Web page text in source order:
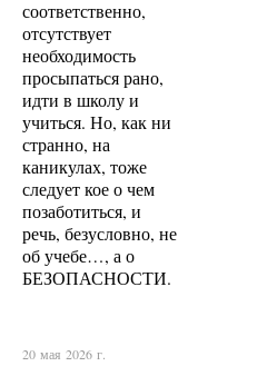
соответственно,
отсутствует
необходимость
просыпаться рано,
идти в школу и
учиться. Но, как ни
странно, на
каникулах, тоже
следует кое о чем
позаботиться, и
речь, безусловно, не
об учебе…, а о
БЕЗОПАСНОСТИ.
20 мая 2026 г.